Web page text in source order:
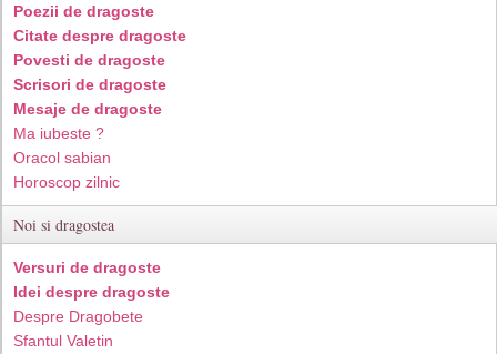
Poezii de dragoste
Citate despre dragoste
Povesti de dragoste
Scrisori de dragoste
Mesaje de dragoste
Ma iubeste ?
Oracol sabian
Horoscop zilnic
Noi si dragostea
Versuri de dragoste
Idei despre dragoste
Despre Dragobete
Sfantul Valetin